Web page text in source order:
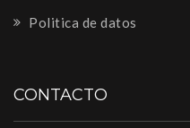
Politica de datos
CONTACTO